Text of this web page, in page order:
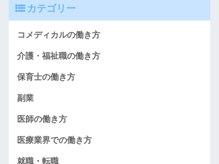
カテゴリー
コメディカルの働き方
介護・福祉職の働き方
保育士の働き方
副業
医師の働き方
医療業界での働き方
就職・転職